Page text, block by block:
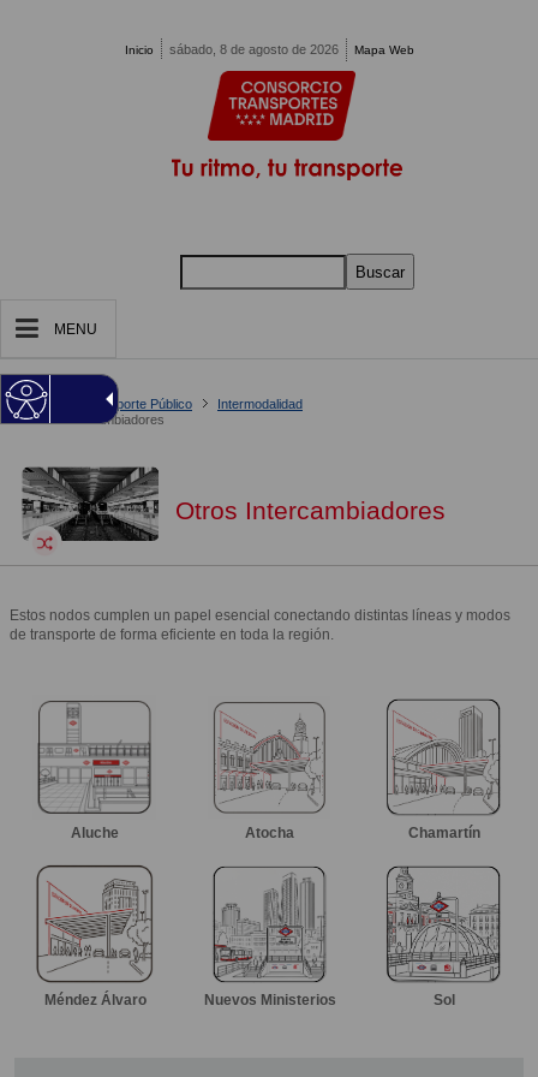
Inicio sábado, 8 de agosto de 2026 Mapa Web
Buscar
MENU
Estás en:
Inicio
Tu Transporte Público
Intermodalidad
Otros Intercambiadores
Otros Intercambiadores
Estos nodos cumplen un papel esencial conectando distintas líneas y modos
de transporte de forma eficiente en toda la región.
Aluche Atocha Chamartín
Méndez Álvaro Nuevos Ministerios Sol